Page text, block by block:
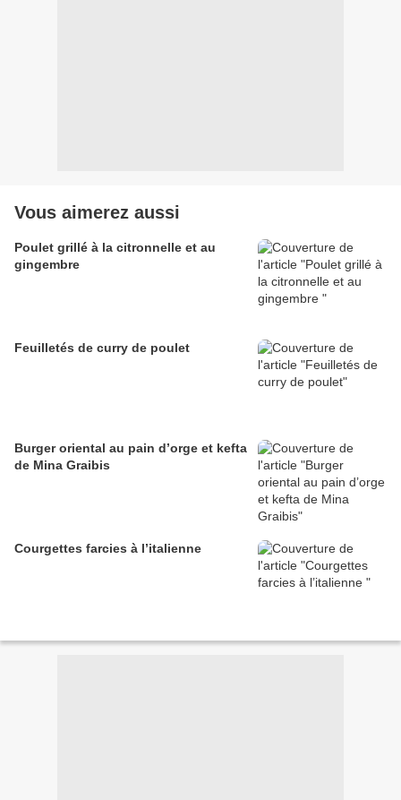
Vous aimerez aussi
Poulet grillé à la citronnelle et au
gingembre
Feuilletés de curry de poulet
Burger oriental au pain d’orge et kefta
de Mina Graibis
Courgettes farcies à l’italienne